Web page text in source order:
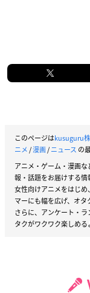
このページはkusuguru
ニメ/漫画/ニュース の
アニメ・ゲーム・漫画
報・話題をお届けする情
女性向けアニメをはじ
マーにも幅を広げ、オタ
さらに、アンケート・
タクがワクワク楽しめる